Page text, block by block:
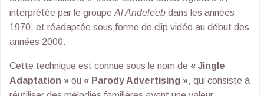
interprétée par le groupe Al Andeleeb dans les années
1970, et réadaptée sous forme de clip vidéo au début des
années 2000.
Cette technique est connue sous le nom de « Jingle
Adaptation » ou « Parody Advertising », qui consiste à